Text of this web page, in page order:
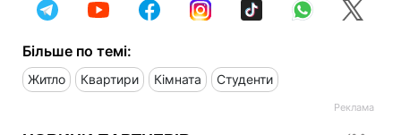
Більше по темі:
Житло Квартири Кімната Студенти